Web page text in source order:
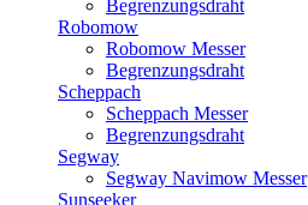
Begrenzungsdraht
Robomow
Robomow Messer
Begrenzungsdraht
Scheppach
Scheppach Messer
Begrenzungsdraht
Segway
Segway Navimow Messer
Sunseeker